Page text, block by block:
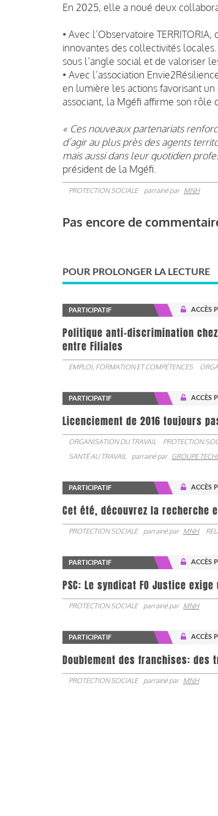
En 2025, elle a noué deux
• Avec l’Observatoire
innovantes des collectivités
sous l’angle social et de valoriser
• Avec l’association
en lumière les actions favorisant
associant, la Mgéfi affirme son rôle
« Ces nouveaux partenariats
d’agir au plus près des agents
mais aussi dans leur quotidien
président de la Mgéfi.
PROTECTION SOCIALE parrainé par MNH
Pas encore de
POUR PROLONGER LA LECTURE
PARTICIPATIF ACCÈS
Politique anti-discrimination
entre Filiales
EMPLOI, FORMATION ET COMPÉTENCES
PARTICIPATIF ACCÈS
Licenciement de 2016 toujours
ORGANISATION DU TRAVAIL PROTECTION
SANTÉ AU TRAVAIL
parrainé par GROUPE
PARTICIPATIF ACCÈS
Cet été, découvrez la recherche
PROTECTION SOCIALE parrainé par MNH
PARTICIPATIF ACCÈS
PSC: Le syndicat FO Justice
PROTECTION SOCIALE parrainé par MNH
PARTICIPATIF ACCÈS
Doublement des franchises:
PROTECTION SOCIALE parrainé par MNH